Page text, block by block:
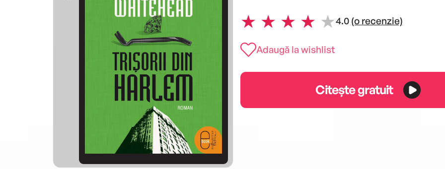
4.0 (o recenzie)
Adaugă la wishlist
Citește gratuit